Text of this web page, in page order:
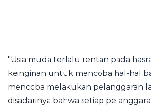
"Usia muda terlalu rentan pada
keinginan untuk mencoba hal-hal
mencoba melakukan pelanggaran
disadarinya bahwa setiap